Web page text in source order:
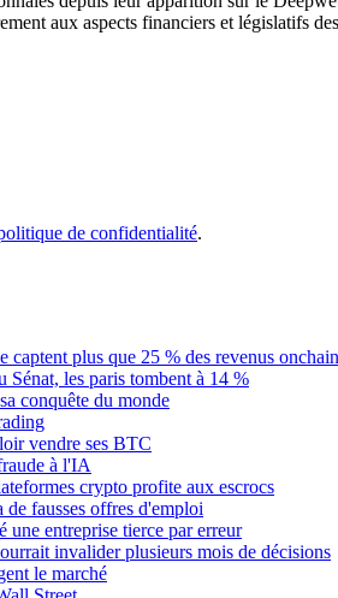
aux aspects financiers et législatifs
de confidentialité.
plus que 25 % des revenus onchain
Sénat, les paris tombent à 14 %
conquête du monde
vendre ses BTC
à l'IA
crypto profite aux escrocs
fausses offres d'emploi
une entreprise tierce par erreur
invalider plusieurs mois de décisions
le marché